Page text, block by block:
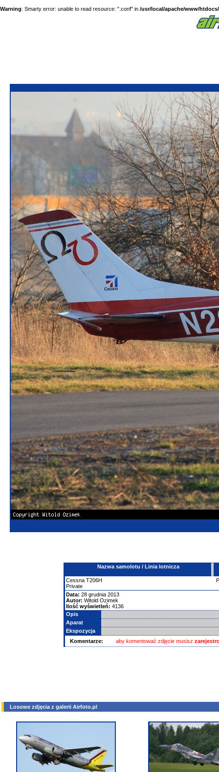
Warning: Smarty error: unable to read resource: ".conf" in /usr/local/apache/www/
Nazwa samolotu / Linia lotnicza
Cessna T206H
Private
Data: 28 grudnia 2013
Autor: Witold Ozimek
Ilość wyświetleń: 4136
Opis
Aparat
Ekspozycja
Komentarze:
aby komentować zdjęcie musisz
Losowe zdjęcia z galerii Airfoto.pl